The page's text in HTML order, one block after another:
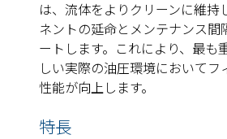
は、流体をよりクリーンに維持
ネントの延命とメンテナンス間
ートします。これにより、最も
しい実際の油圧環境においてフ
性能が向上します。
特長